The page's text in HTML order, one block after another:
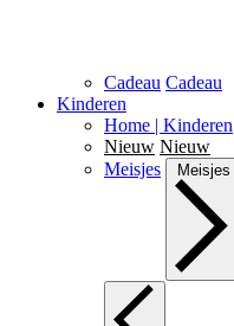
Cadeau Cadeau
Kinderen
Home | Kinderen
Nieuw Nieuw
Meisjes
Meisjes